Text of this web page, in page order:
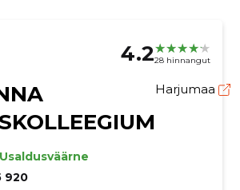
4.228 hinnangut
Harjumaa
Usaldusväärne
920